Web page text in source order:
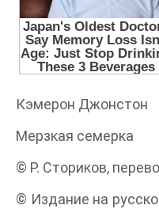
Кэмерон Джонстон
Мерзкая семерка
© Р. Сториков,
© Издание на